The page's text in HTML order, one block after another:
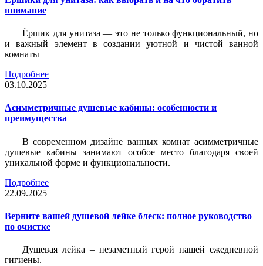
внимание
Ёршик для унитаза — это не только функциональный, но
и важный элемент в создании уютной и чистой ванной
комнаты
Подробнее
03.10.2025
Асимметричные душевые кабины: особенности и
преимущества
В современном дизайне ванных комнат асимметричные
душевые кабины занимают особое место благодаря своей
уникальной форме и функциональности.
Подробнее
22.09.2025
Верните вашей душевой лейке блеск: полное руководство
по очистке
Душевая лейка – незаметный герой нашей ежедневной
гигиены.